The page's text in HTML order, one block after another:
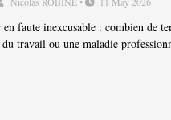
faute inexcusable : combien de
travail ou une maladie